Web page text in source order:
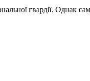
гвардії. Однак